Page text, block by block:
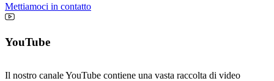
Mettiamoci in contatto
YouTube
Il nostro canale YouTube contiene una vasta raccolta di video